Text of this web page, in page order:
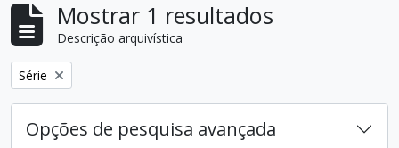
Mostrar 1 resultados
Descrição arquivística
Remover filtro:
Série
Opções de pesquisa avançada